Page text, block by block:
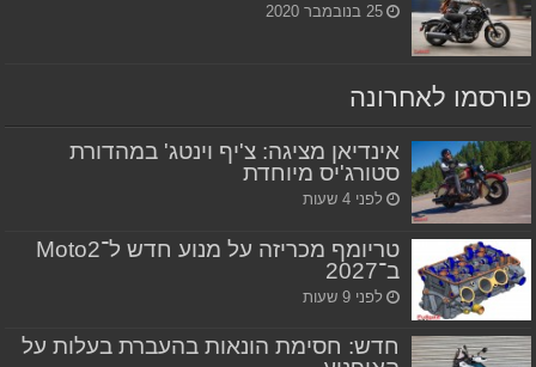
25 בנובמבר 2020
פורסמו לאחרונה
אינדיאן מציגה: צ'יף וינטג' במהדורת
סטורג'יס מיוחדת
לפני 4 שעות
טריומף מכריזה על מנוע חדש ל־Moto2
ב־2027
לפני 9 שעות
חדש: חסימת הונאות בהעברת בעלות על